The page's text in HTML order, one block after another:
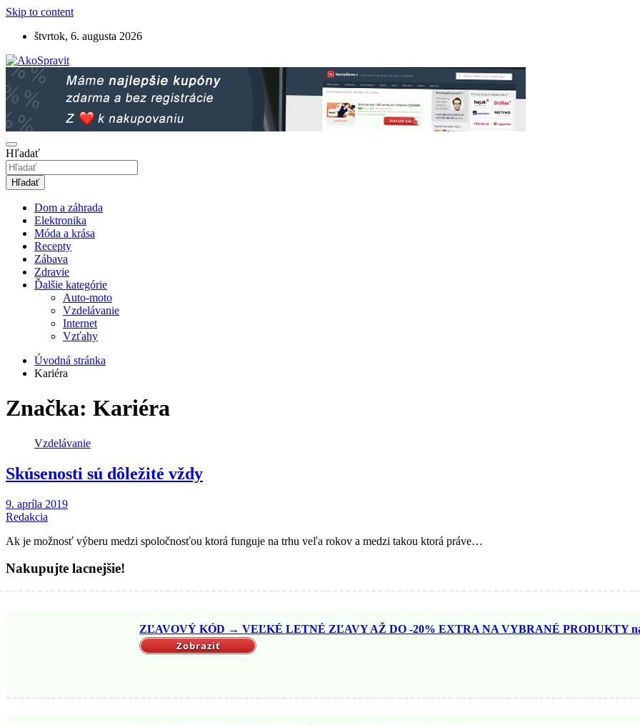
Skip to content
štvrtok, 6. augusta 2026
AkoSpravit.sk
Návody, tipy a videonávody ako spraviť
Hľadať
Hľadať
Dom a záhrada
Elektronika
Móda a krása
Recepty
Zábava
Zdravie
Ďalšie kategórie
Auto-moto
Vzdelávanie
Internet
Vzťahy
Úvodná stránka
Kariéra
Značka: Kariéra
Vzdelávanie
Skúsenosti sú dôležité vždy
9. apríla 2019
Redakcia
Ak je možnosť výberu medzi spoločnosťou ktorá funguje na trhu veľa rokov a medzi takou ktorá práve…
Nakupujte lacnejšie!
ZĽAVOVÝ KÓD → VEĽKÉ LETNÉ ZĽAVY AŽ DO -20% EXTRA NA VYBRANÉ PRODUKTY
Zobraziť